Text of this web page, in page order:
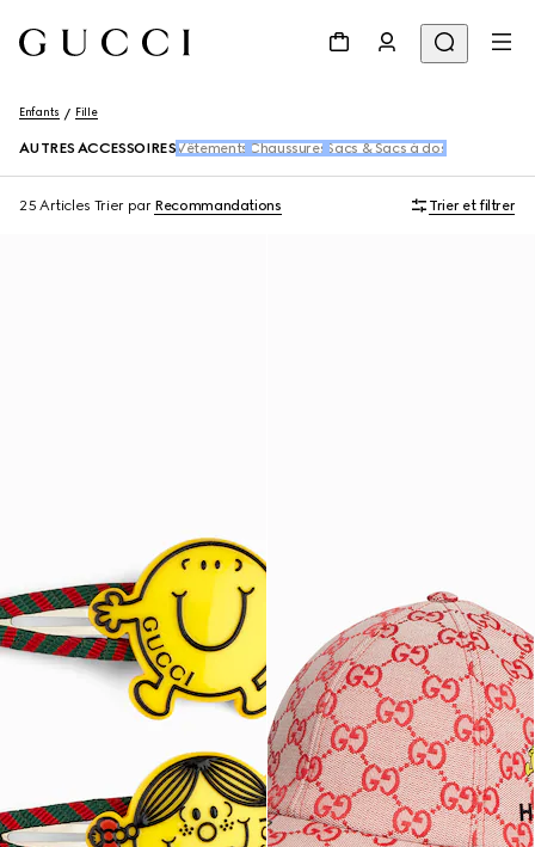
Enfants Fille
AUTRES ACCESSOIRES Vêtements Chaussures Sacs & Sacs à dos
25 Articles Trier par Recommandations Trier et filtrer